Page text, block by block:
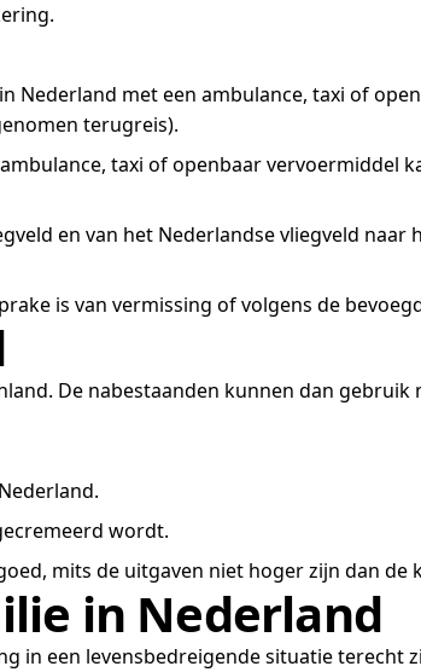
Nederland met een ambulance, taxi of
terugreis).
taxi of openbaar vervoermiddel
en van het Nederlandse vliegveld
is van vermissing of volgens de
De nabestaanden kunnen dan gebruik
wordt.
mits de uitgaven niet hoger zijn dan de
in Nederland
in een levensbedreigende situatie terecht